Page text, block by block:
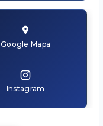
Google Mapa
Instagram